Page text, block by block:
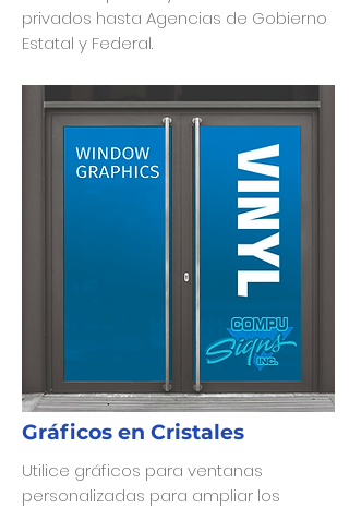
privados hasta Agencias de Gobierno
Estatal y Federal.
Utilice gráficos para ventanas
personalizadas para ampliar los
Gráficos en Cristales